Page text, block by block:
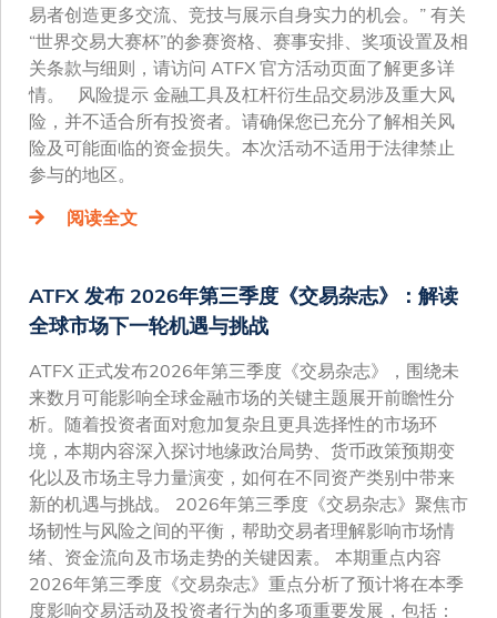
易者创造更多交流、竞技与展示自身实力的机会。” 有关
“世界交易大赛杯”的参赛资格、赛事安排、奖项设置及相
关条款与细则，请访问 ATFX 官方活动页面了解更多详
情。 风险提示 金融工具及杠杆衍生品交易涉及重大风
险，并不适合所有投资者。请确保您已充分了解相关风
险及可能面临的资金损失。本次活动不适用于法律禁止
参与的地区。
阅读全文
ATFX 发布 2026年第三季度《交易杂志》：解读
全球市场下一轮机遇与挑战
ATFX 正式发布2026年第三季度《交易杂志》，围绕未
来数月可能影响全球金融市场的关键主题展开前瞻性分
析。随着投资者面对愈加复杂且更具选择性的市场环
境，本期内容深入探讨地缘政治局势、货币政策预期变
化以及市场主导力量演变，如何在不同资产类别中带来
新的机遇与挑战。 2026年第三季度《交易杂志》聚焦市
场韧性与风险之间的平衡，帮助交易者理解影响市场情
绪、资金流向及市场走势的关键因素。 本期重点内容
2026年第三季度《交易杂志》重点分析了预计将在本季
度影响交易活动及投资者行为的多项重要发展，包括：